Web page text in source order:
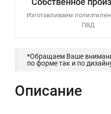
Изготавливаем
ПВД
*Обращаем Ваше
по форме так и по
Описание